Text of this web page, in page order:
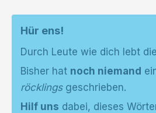
Hür ens!
Durch Leute wie dich lebt
Bisher hat noch niemand
röcklingsgeschrieben.
Hilf uns dabei, dieses